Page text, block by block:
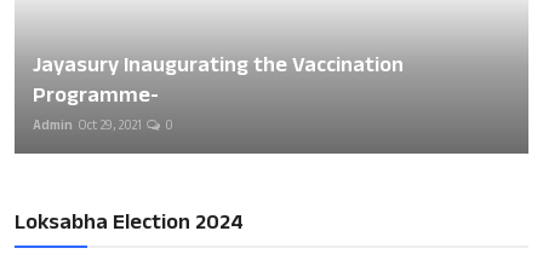
Jayasury Inaugurating the Vaccination
Programme-
Admin Oct 29, 2021 0
Loksabha Election 2024